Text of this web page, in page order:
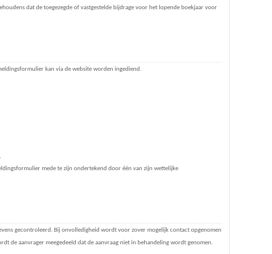
dat de toegezegde of vastgestelde bijdrage voor het lopende boekjaar voor
kan via de website worden ingediend.
mede te zijn ondertekend door één van zijn wettelijke
gecontroleerd. Bij onvolledigheid wordt voor zover mogelijk contact opgenomen
de aanvrager meegedeeld dat de aanvraag niet in behandeling wordt genomen.